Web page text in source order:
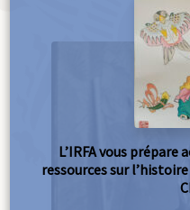
L’IRFA vous
ressources sur